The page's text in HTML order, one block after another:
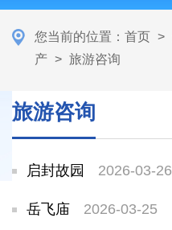
您当前的位置： 首页 >
产 > 旅游咨询
旅游咨询
启封故园 2026-03-26
岳飞庙 2026-03-25